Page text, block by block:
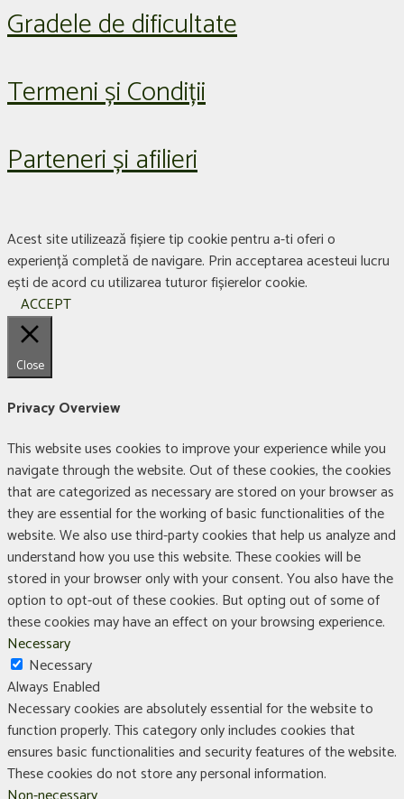
Gradele de dificultate
Termeni și Condiții
Parteneri și afilieri
Acest site utilizează fișiere tip cookie pentru a-ti oferi o
experiență completă de navigare. Prin acceptarea acesteui lucru
ești de acord cu utilizarea tuturor fișierelor cookie.
ACCEPT
Close
Privacy Overview
This website uses cookies to improve your experience while you
navigate through the website. Out of these cookies, the cookies
that are categorized as necessary are stored on your browser as
they are essential for the working of basic functionalities of the
website. We also use third-party cookies that help us analyze and
understand how you use this website. These cookies will be
stored in your browser only with your consent. You also have the
option to opt-out of these cookies. But opting out of some of
these cookies may have an effect on your browsing experience.
Necessary
Necessary
Always Enabled
Necessary cookies are absolutely essential for the website to
function properly. This category only includes cookies that
ensures basic functionalities and security features of the website.
These cookies do not store any personal information.